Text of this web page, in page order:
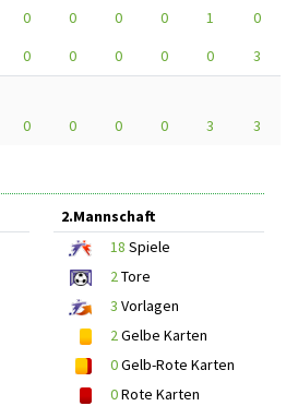
0 0 0 0 1
0
0 0 0 0 0
3
0 0 0 0 3 3
2.Mannschaft
18 Spiele
2Tore
3 Vorlagen
2Gelbe Karten
0Gelb-Rote Karten
0Rote Karten